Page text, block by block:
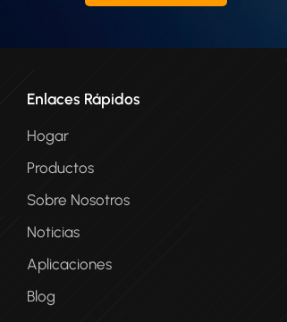
Enlaces Rápidos
Hogar
Productos
Sobre Nosotros
Noticias
Aplicaciones
Blog